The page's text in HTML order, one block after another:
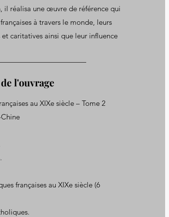
il réalisa une œuvre de référence qui
à travers le monde, leurs
caritatives ainsi que leur influence
l'ouvrage
au XIXe siècle – Tome 2
françaises au XIXe siècle (6